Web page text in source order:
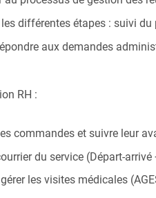
différentes étapes : suivi
aux demandes
RH :
commandes et suivre leur
du service (Départ-
les visites médicales